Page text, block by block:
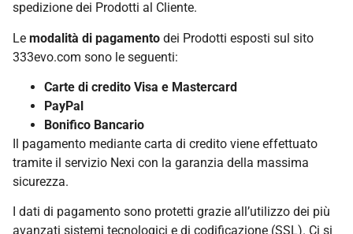
spedizione dei Prodotti al Cliente.
Le modalità di pagamento dei Prodotti esposti sul sito
333evo.com sono le seguenti:
Carte di credito Visa e Mastercard
PayPal
Bonifico Bancario
Il pagamento mediante carta di credito viene effettuato
tramite il servizio Nexi con la garanzia della massima
sicurezza.
I dati di pagamento sono protetti grazie all’utilizzo dei più
avanzati sistemi tecnologici e di codificazione (SSL). Ci si